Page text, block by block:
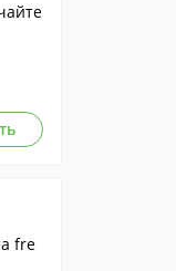
fre